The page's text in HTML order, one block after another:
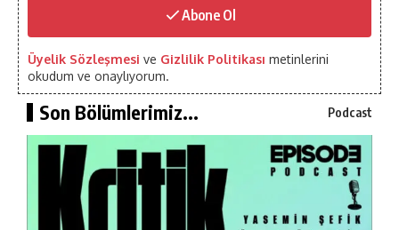
Abone Ol
Üyelik Sözleşmesi ve Gizlilik Politikası metinlerini
okudum ve onaylıyorum.
Son Bölümlerimiz... Podcast